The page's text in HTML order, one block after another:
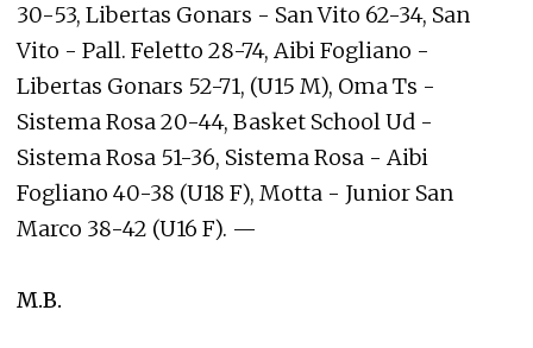
30-53, Libertas Gonars - San Vito 62-34, San
Vito - Pall. Feletto 28-74, Aibi Fogliano -
Libertas Gonars 52-71, (U15 M), Oma Ts -
Sistema Rosa 20-44, Basket School Ud -
Sistema Rosa 51-36, Sistema Rosa - Aibi
Fogliano 40-38 (U18 F), Motta - Junior San
Marco 38-42 (U16 F). —
M.B.